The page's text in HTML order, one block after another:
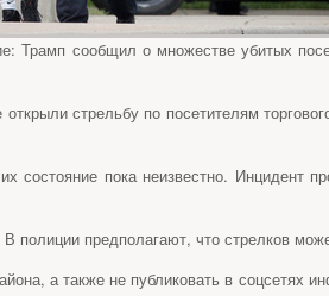
Трамп сообщил о множестве убитых
стрельбу по посетителям
состояние пока неизвестно. Инцидент
полиции предполагают, что стрелков
а также не публиковать в соцсетях